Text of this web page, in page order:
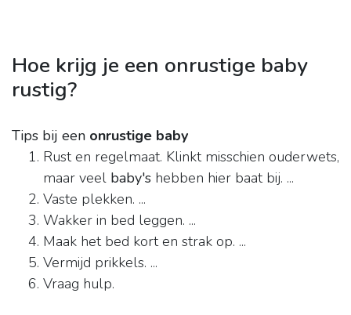
Hoe krijg je een onrustige baby
rustig?
Tips bij een onrustige baby
Rust en regelmaat. Klinkt misschien ouderwets,
maar veel baby's hebben hier baat bij. ...
Vaste plekken. ...
Wakker in bed leggen. ...
Maak het bed kort en strak op. ...
Vermijd prikkels. ...
Vraag hulp.